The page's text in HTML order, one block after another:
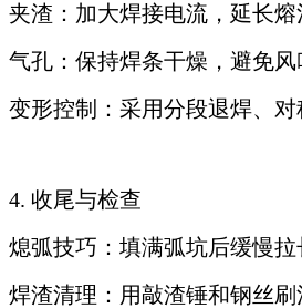
夹渣：加大焊接电流，延长熔
气孔：保持焊条干燥，避免风
变形控制：采用分段退焊、对
4. 收尾与检查
熄弧技巧：填满弧坑后缓慢拉
焊渣清理：用敲渣锤和钢丝刷